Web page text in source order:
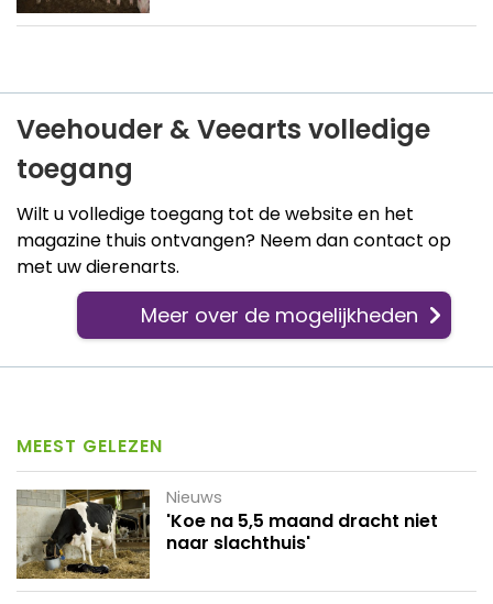
Veehouder & Veearts volledige
toegang
Wilt u volledige toegang tot de website en het
magazine thuis ontvangen? Neem dan contact op
met uw dierenarts.
Meer over de mogelijkheden
MEEST GELEZEN
Nieuws
'Koe na 5,5 maand dracht niet
naar slachthuis'